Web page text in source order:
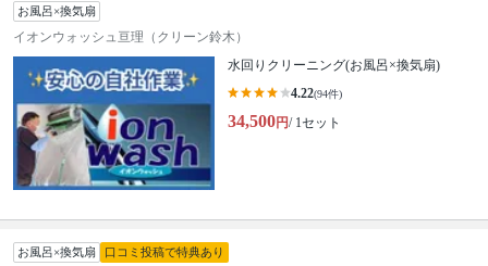
お風呂×換気扇
イオンウォッシュ亘理（クリーン鈴木）
水回りクリーニング(お風呂×換気扇)
4.22(94件)
34,500円/ 1セット
お風呂×換気扇 口コミ投稿で特典あり